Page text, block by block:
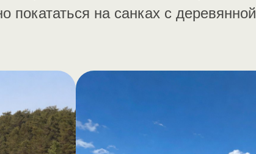
покататься на санках с деревянной